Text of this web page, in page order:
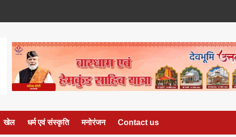
खेल धर्म एवं संस्कृति मनोरंजन Contact us